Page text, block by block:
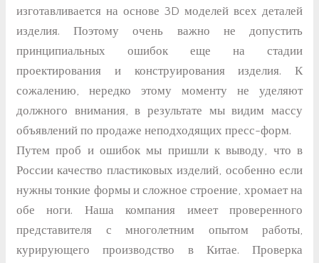
изготавливается на основе 3D моделей всех деталей
изделия. Поэтому очень важно не допустить
принципиальных ошибок еще на стадии
проектирования и конструирования изделия. К
сожалению, нередко этому моменту не уделяют
должного внимания, в результате мы видим массу
объявлений по продаже неподходящих пресс-форм.
Путем проб и ошибок мы пришли к выводу, что в
России качество пластиковых изделий, особенно если
нужны тонкие формы и сложное строение, хромает на
обе ноги. Наша компания имеет проверенного
представителя с многолетним опытом работы,
курирующего производство в Китае. Проверка